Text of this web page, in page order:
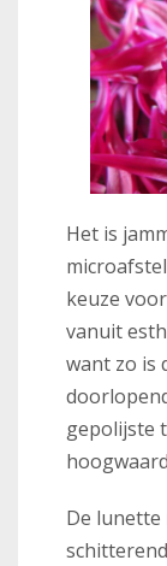
Het is
keuze
vanuit
want zo is
gepolijste
De lunette